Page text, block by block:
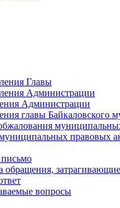
Главы
Администрации
Администрации
главы Байкаловского
правовых
обращения,
вопросы